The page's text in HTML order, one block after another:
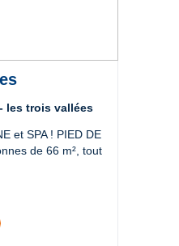
les trois vallées
et SPA ! PIED DE
de 66 m², tout